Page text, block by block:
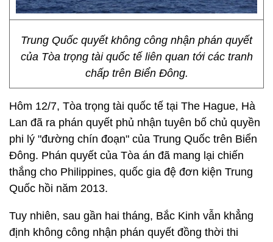
Trung Quốc quyết không công nhận phán quyết
của Tòa trọng tài quốc tế liên quan tới các tranh
chấp trên Biển Đông.
Hôm 12/7, Tòa trọng tài quốc tế tại The Hague, Hà
Lan đã ra phán quyết phủ nhận tuyên bố chủ quyền
phi lý "đường chín đoạn" của Trung Quốc trên Biển
Đông. Phán quyết của Tòa án đã mang lại chiến
thắng cho Philippines, quốc gia đệ đơn kiện Trung
Quốc hồi năm 2013.
Tuy nhiên, sau gần hai tháng, Bắc Kinh vẫn khẳng
định không công nhận phán quyết đồng thời thi